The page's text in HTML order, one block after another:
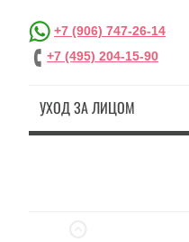
+7 (906) 747-26-14
+7 (495) 204-15-90
УХОД ЗА ЛИЦОМ